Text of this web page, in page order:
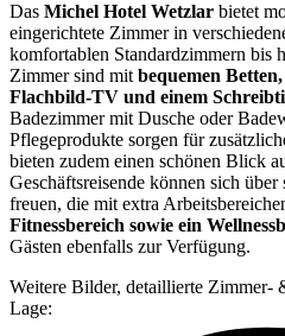
Das Michel Hotel Wetzlar bietet
eingerichtete Zimmer in
komfortablen Standardzimmern bis
Zimmer sind mit bequemen
Flachbild-TV und einem
Badezimmer mit Dusche oder
Pflegeprodukte sorgen für
bieten zudem einen schönen Blick
Geschäftsreisende können sich
freuen, die mit extra
Fitnessbereich sowie ein
Gästen ebenfalls zur Verfügung.
Weitere Bilder, detaillierte Zimmer-
Lage: